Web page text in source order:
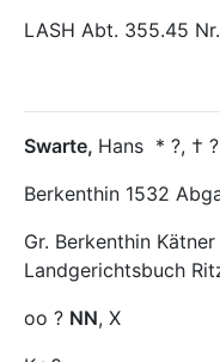
LASH Abt. 355.45
Swarte, Hans * ?, † ?
Berkenthin 1532
Gr. Berkenthin
Landgerichtsbuch
oo ? NN, X